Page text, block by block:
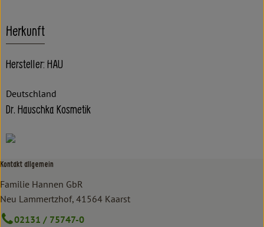
Herkunft
Hersteller: HAU
Deutschland
Dr. Hauschka Kosmetik
Kontakt allgemein
Familie Hannen GbR
Neu Lammertzhof, 41564 Kaarst
02131 / 75747-0